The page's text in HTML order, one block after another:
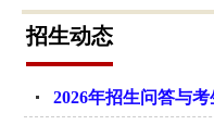
招生动态
2026年招生问答与考